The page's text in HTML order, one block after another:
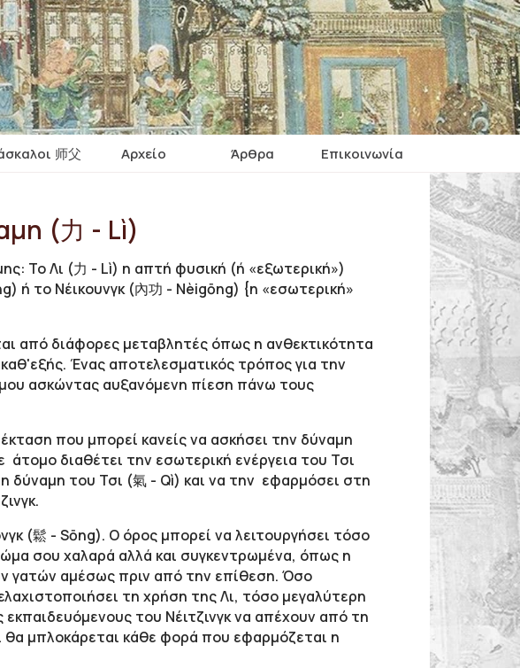
师父 Αρχείο Άρθρα Επικοινωνία
(力 - Lì)
Το Λι (力 - Lì) η απτή φυσική (ή «εξωτερική»)
ή το Νέικουνγκ (內功 - Nèigōng) {η «εσωτερική»
από διάφορες μεταβλητές όπως η ανθεκτικότητα
Ένας αποτελεσματικός τρόπος για την
ασκώντας αυξανόμενη πίεση πάνω τους
που μπορεί κανείς να ασκήσει την δύναμη
διαθέτει την εσωτερική ενέργεια του Τσι
δύναμη του Τσι (氣 - Qì) και να την εφαρμόσει στη
(鬆 - Sōng). Ο όρος μπορεί να λειτουργήσει τόσο
σου χαλαρά αλλά και συγκεντρωμένα, όπως η
γατών αμέσως πριν από την επίθεση. Όσο
τη χρήση της Λι, τόσο μεγαλύτερη
του Νέιτζινγκ να απέχουν από τη
θα μπλοκάρεται κάθε φορά που εφαρμόζεται η